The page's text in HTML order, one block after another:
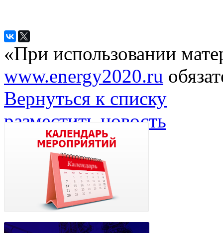
«При использовании
www.energy2020.ru
Вернуться к списку
разместить новость